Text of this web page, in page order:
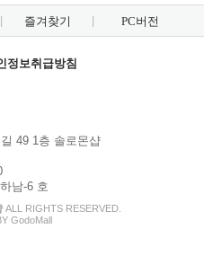
즐겨찾기 PC버전
정보취급방침
49 1층 솔로몬샵
남-6 호
ALL RIGHTS RESERVED.
GodoMall